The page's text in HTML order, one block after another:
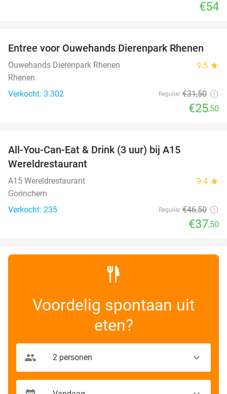
€54
19%
Entree voor Ouwehands Dierenpark Rhenen
Ouwehands Dierenpark Rhenen 9.5 star
Rhenen
Verkocht: 3.302
Regulier €31,50
€25,50
All-You-Can-Eat & Drink (3 uur) bij A15
Wereldrestaurant
A15 Wereldrestaurant 9.4 star
Gorinchem
Verkocht: 235
Regulier €46,50
€37,50
Voordelig spontaan uit
eten?